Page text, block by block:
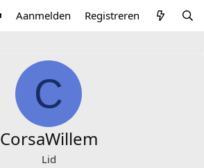
Aanmelden Registreren
C
CorsaWillem
Lid